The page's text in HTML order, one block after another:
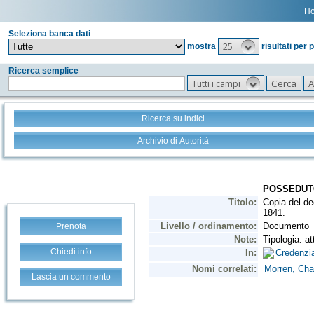
Seleziona banca dati
mostra
25 risultati per
Ricerca semplice
Tutti i campi
Ricerca su indici
Archivio di Autorità
Prenota
Chiedi info
Lascia un commento